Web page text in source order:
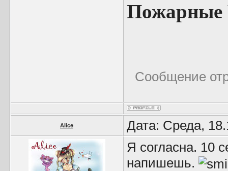
Пожарные
Сообщение
Alice Дата: Среда,
Я согласна. 10
напишешь.